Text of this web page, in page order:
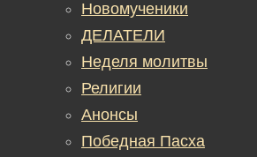
Новомученики
ДЕЛАТЕЛИ
Неделя молитвы
Религии
Анонсы
Победная Пасха